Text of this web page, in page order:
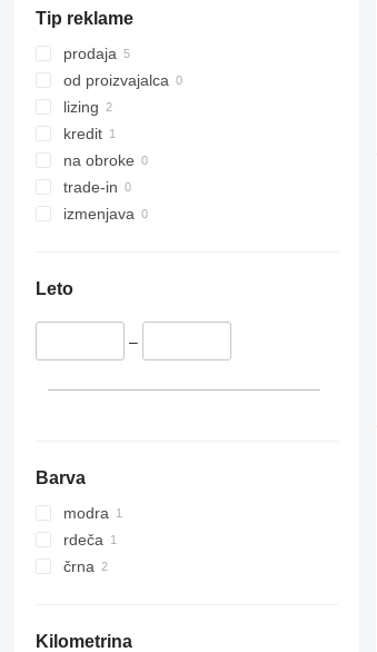
Tip reklame
prodaja
od proizvajalca
lizing
kredit
na obroke
trade-in
izmenjava
Leto
–
Barva
modra
rdeča
črna
Kilometrina